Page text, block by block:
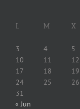
L M X
3
4 5
10
11 12
17
18 19
24
25 26
31
« Jun